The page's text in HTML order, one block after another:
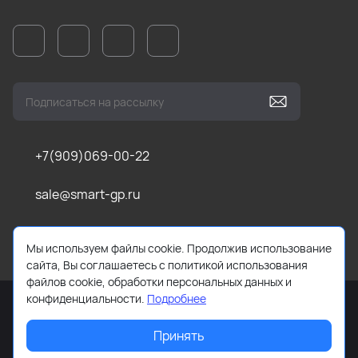
+7(909)069-00-22
sale@smart-gp.ru
г. Челябинск, ул Каслинская, д. 1, оф. 201 (1 этаж)
2026 © Все права защищены. Работает наReadyScript
Мы используем файлы cookie. Продолжив использование
сайта, Вы соглашаетесь с политикой использования
файлов cookie, обработки персональных данных и
конфиденциальности. Подробнее
Принять